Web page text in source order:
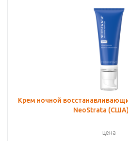
Крем ночной
NeoStrata (США)
цена